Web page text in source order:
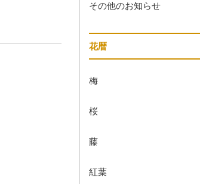
その他のお知らせ
花暦
梅
桜
藤
紅葉